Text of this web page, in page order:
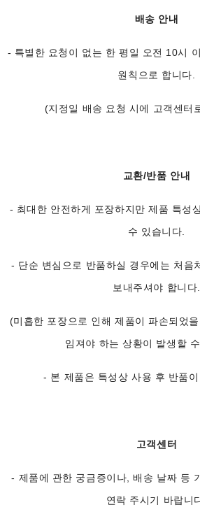
배송 안내
- 특별한 요청이 없는 한 평일 오전 10시
원칙으로 합니다.
(지정일 배송 요청 시에 고객센터
교환/반품 안내
- 최대한 안전하게 포장하지만 제품 특성
수 있습니다.
- 단순 변심으로 반품하실 경우에는 처음
보내주셔야 합니다.
(미흡한 포장으로 인해 제품이 파손되었
임져야 하는 상황이 발생할
- 본 제품은 특성상 사용 후 반품이
고객센터
- 제품에 관한 궁금증이나, 배송 날짜 등
연락 주시기 바랍니